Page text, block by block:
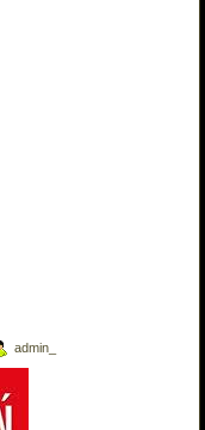
admin_